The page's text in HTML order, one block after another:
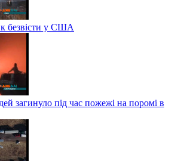
безвісти у США
загинуло під час пожежі на поромі в